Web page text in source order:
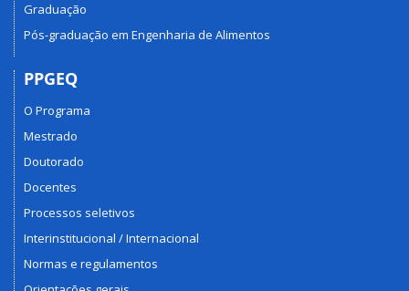
Graduação
Pós-graduação em Engenharia de Alimentos
PPGEQ
O Programa
Mestrado
Doutorado
Docentes
Processos seletivos
Interinstitucional / Internacional
Normas e regulamentos